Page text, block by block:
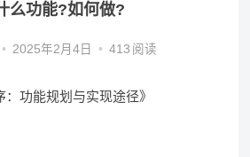
么功能?如何做?
• 2025年2月4日 • 413 阅读
：功能规划与实现途径》